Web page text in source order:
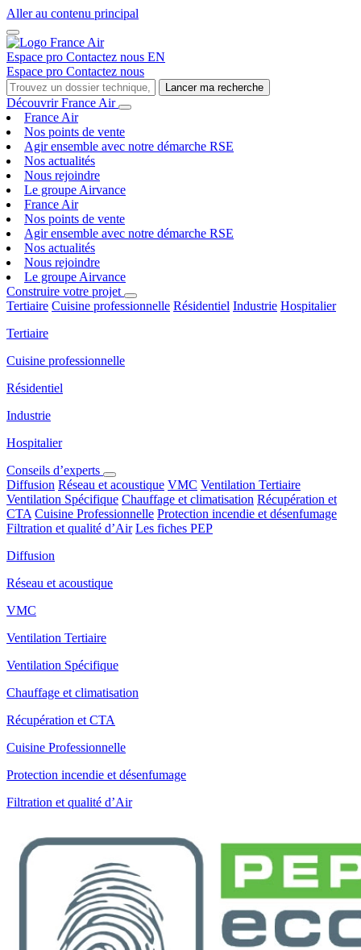
Aller au contenu principal
Espace pro Contactez nous EN
Espace pro Contactez nous
Lancer ma recherche
Découvrir France Air
France Air
Nos points de vente
Agir ensemble avec notre démarche RSE
Nos actualités
Nous rejoindre
Le groupe Airvance
France Air
Nos points de vente
Agir ensemble avec notre démarche RSE
Nos actualités
Nous rejoindre
Le groupe Airvance
Construire votre projet
Tertiaire Cuisine professionnelle Résidentiel Industrie Hospitalier
Tertiaire
Cuisine professionnelle
Résidentiel
Industrie
Hospitalier
Conseils d’experts
Diffusion Réseau et acoustique VMC Ventilation Tertiaire
Ventilation Spécifique Chauffage et climatisation Récupération et
CTA Cuisine Professionnelle Protection incendie et désenfumage
Filtration et qualité d’Air Les fiches PEP
Diffusion
Réseau et acoustique
VMC
Ventilation Tertiaire
Ventilation Spécifique
Chauffage et climatisation
Récupération et CTA
Cuisine Professionnelle
Protection incendie et désenfumage
Filtration et qualité d’Air